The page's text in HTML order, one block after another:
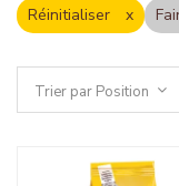
Réinitialiser